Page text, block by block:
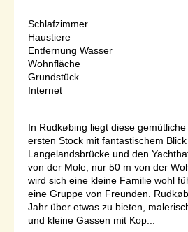
Schlafzimmer
Haustiere
Entfernung Wasser
Wohnfläche
Grundstück
Internet
In Rudkøbing liegt diese
ersten Stock mit fantastischem
Langelandsbrücke und den
von der Mole, nur 50 m von der
wird sich eine kleine Familie wohl
eine Gruppe von Freunden.
Jahr über etwas zu bieten,
und kleine Gassen mit Kop...